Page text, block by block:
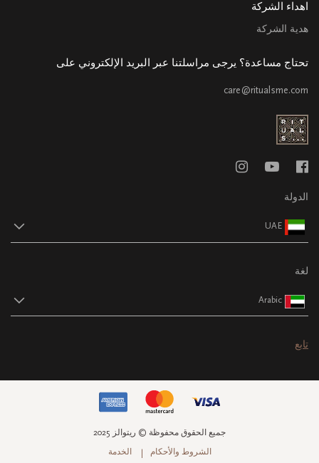
اهداء الشركة
هدية الشركة
تحتاج مساعدة؟ يرجى مراسلتنا عبر البريد الإلكتروني على
care@ritualsme.com
الدولة
UAE
لغة
Arabic
تابع
جميع الحقوق محفوظة © ريتوالز 2025
الشروط والأحكام
الخدمة